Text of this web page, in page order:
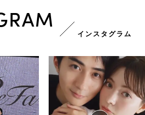
インスタグラム